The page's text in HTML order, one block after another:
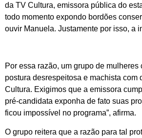
da TV Cultura, emissora pública do
todo momento expondo bordões
ouvir Manuela. Justamente por isso, a
Por essa razão, um grupo de mulheres
postura desrespeitosa e machista com
Cultura. Exigimos que a emissora
pré-candidata exponha de fato suas
ficou impossível no programa”, afirma.
O grupo reitera que a razão para tal